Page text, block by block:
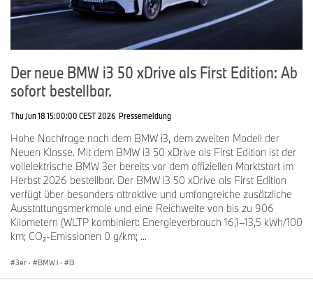
Der neue BMW i3 50 xDrive als First Edition: Ab
sofort bestellbar.
Thu Jun 18 15:00:00 CEST 2026 Pressemeldung
Hohe Nachfrage nach dem BMW i3, dem zweiten Modell der
Neuen Klasse. Mit dem BMW i3 50 xDrive als First Edition ist der
vollelektrische BMW 3er bereits vor dem offiziellen Marktstart im
Herbst 2026 bestellbar. Der BMW i3 50 xDrive als First Edition
verfügt über besonders attraktive und umfangreiche zusätzliche
Ausstattungsmerkmale und eine Reichweite von bis zu 906
Kilometern (WLTP kombiniert: Energieverbrauch 16,1–13,5 kWh/100
km; CO₂-Emissionen 0 g/km; ...
3er · BMW i · i3